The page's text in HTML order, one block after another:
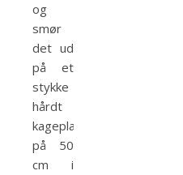
og
smør
det ud
på et
stykke
hårdt
kageplast
på 50
cm i